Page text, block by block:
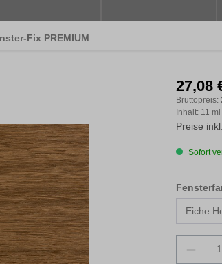
Fix PREMIUM
27,08
Inhalt: 11 ml
Bruttopreis:
Preise
Sofort